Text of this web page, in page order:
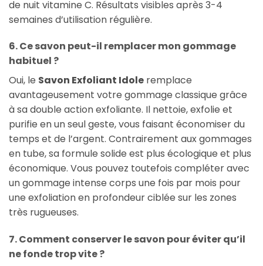
de nuit vitamine C. Résultats visibles après 3-4
semaines d’utilisation régulière.
6. Ce savon peut-il remplacer mon gommage
habituel ?
Oui, le Savon Exfoliant Idole remplace
avantageusement votre gommage classique grâce
à sa double action exfoliante. Il nettoie, exfolie et
purifie en un seul geste, vous faisant économiser du
temps et de l’argent. Contrairement aux gommages
en tube, sa formule solide est plus écologique et plus
économique. Vous pouvez toutefois compléter avec
un gommage intense corps une fois par mois pour
une exfoliation en profondeur ciblée sur les zones
très rugueuses.
7. Comment conserver le savon pour éviter qu’il
ne fonde trop vite ?